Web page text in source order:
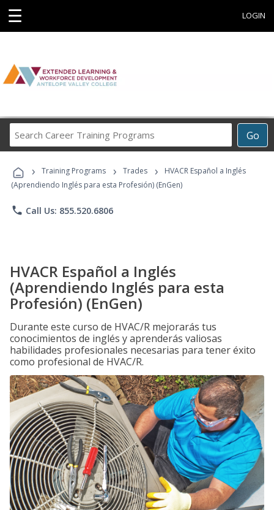
☰ LOGIN
Go
Career
Programs
› Training Programs › Trades ›
HVACR Español a Inglés
(Aprendiendo Inglés para esta Profesión) (EnGen)
phone Call Us: 855.520.6806
HVACR Español a Inglés
(Aprendiendo Inglés para esta
Profesión) (EnGen)
Durante este curso de HVAC/R mejorarás tus
conocimientos de inglés y aprenderás valiosas
habilidades profesionales necesarias para tener éxito
como profesional de HVAC/R.